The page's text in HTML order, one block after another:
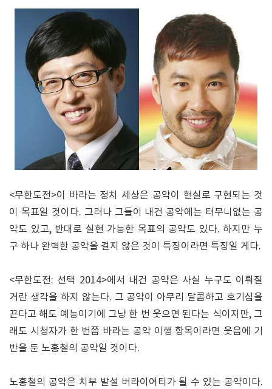
<무한도전>이 바라는 정치 세상은 공약이 현실로 구현되는 것
이 목표일 것이다. 그러나 그들이 내건 공약에는 터무니없는 공
약도 있고, 반대로 실현 가능한 목표의 공약도 있다. 하지만 누
구 하나 완벽한 공약을 걸지 않은 것이 특징이라면 특징일 게다.
<무한도전: 선택 2014>에서 내건 공약은 사실 누구도 이뤄질
거란 생각을 하지 않는다. 그 공약이 아무리 달콤하고 호기심을
끈다고 해도 예능이기에 그냥 한 번 웃으면 된다는 식이지만, 그
래도 시청자가 한 번쯤 바라는 공약 이행 항목이라면 웃음에 기
반을 둔 노홍철의 공약일 것이다.
노홍철의 공약은 치부 발설 버라이어티가 될 수 있는 공약이다.